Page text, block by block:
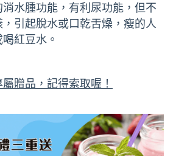
水腫功能，有利尿功能，但不
引起脫水或口乾舌燥，瘦的人
紅豆水。
贈品，記得索取喔！